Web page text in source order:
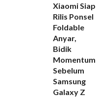
Xiaomi Siap
Rilis Ponsel
Foldable
Anyar,
Bidik
Momentum
Sebelum
Samsung
Galaxy Z